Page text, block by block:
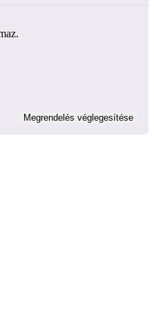
Megrendelés véglegesítése